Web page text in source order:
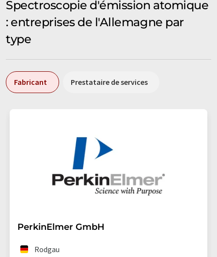
Spectroscopie d'émission atomique
: entreprises de l'Allemagne par
type
Fabricant Prestataire de services
PerkinElmer GmbH
Rodgau